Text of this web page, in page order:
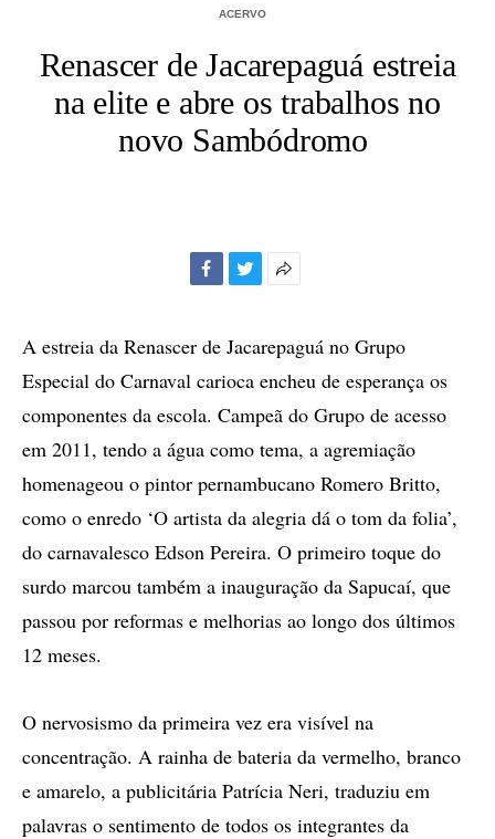
ACERVO
Renascer de Jacarepaguá estreia
na elite e abre os trabalhos no
novo Sambódromo
compartilhamento
A estreia da Renascer de Jacarepaguá no Grupo
Especial do Carnaval carioca encheu de esperança os
componentes da escola. Campeã do Grupo de acesso
em 2011, tendo a água como tema, a agremiação
homenageou o pintor pernambucano Romero Britto,
como o enredo ‘O artista da alegria dá o tom da folia’,
do carnavalesco Edson Pereira. O primeiro toque do
surdo marcou também a inauguração da Sapucaí, que
passou por reformas e melhorias ao longo dos últimos
12 meses.
O nervosismo da primeira vez era visível na
concentração. A rainha de bateria da vermelho, branco
e amarelo, a publicitária Patrícia Neri, traduziu em
palavras o sentimento de todos os integrantes da